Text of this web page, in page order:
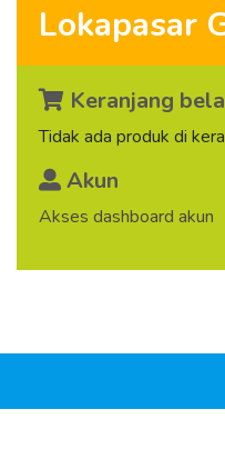
Lokapasar
Keranjang
Tidak ada produk di
Akun
Akses dashboard akun